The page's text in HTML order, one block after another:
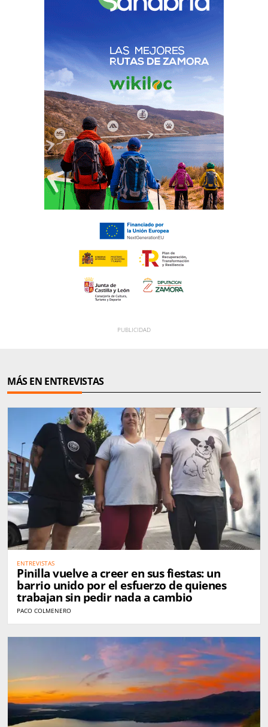
MÁS EN ENTREVISTAS
ENTREVISTAS
Pinilla vuelve a creer en sus fiestas: un
barrio unido por el esfuerzo de quienes
trabajan sin pedir nada a cambio
PACO COLMENERO